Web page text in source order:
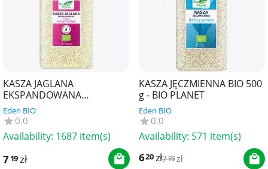
KASZA JAGLANA
EKSPANDOWANA
BEZGLUTENOWA BIO 150 g -
BIO PLANET
Eden BIO
0.0
Availability: 1687 item(s)
719zł
KASZA JĘCZMIENNA BIO 500
g - BIO PLANET
Eden BIO
0.0
Availability: 571 item(s)
620zł799zł